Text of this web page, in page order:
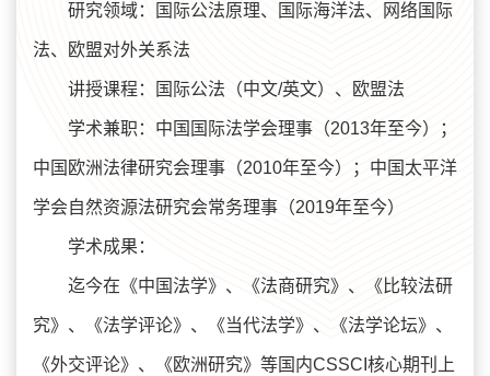
研究领域：国际公法原理、国际海洋法、网络国际
法、欧盟对外关系法
讲授课程：国际公法（中文/英文）、欧盟法
学术兼职：中国国际法学会理事（2013年至今）；
中国欧洲法律研究会理事（2010年至今）；中国太平洋
学会自然资源法研究会常务理事（2019年至今）
学术成果：
迄今在《中国法学》、《法商研究》、《比较法研
究》、《法学评论》、《当代法学》、《法学论坛》、
《外交评论》、《欧洲研究》等国内CSSCI核心期刊上